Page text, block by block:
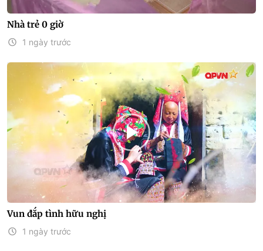
Nhà trẻ 0 giờ
1 ngày trước
Vun đắp tình hữu nghị
1 ngày trước